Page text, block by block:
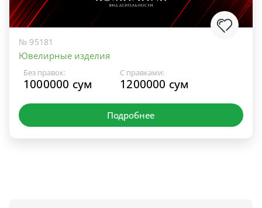
№ 95181
Ювелирные изделия
Без правок:
1000000 сум
С правками:
1200000 сум
Подробнее